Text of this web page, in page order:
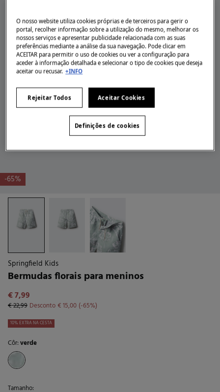
-65%
Springfield Kids
Bermudas florais para meninos
€ 7,99
€ 22,99 Desconto€ 15,00 65
10% EXTRA NA CESTA
Côr:verde
Tamanho:
O nosso website utiliza cookies próprias e de terceiros para gerir o
portal, recolher informação sobre a utilização do mesmo, melhorar os
nossos serviços e apresentar publicidade relacionada com as suas
preferências mediante a análise da sua navegação. Pode clicar em
ACEITAR para permitir o uso de cookies ou ver a configuração para
aceder à informação detalhada e selecionar o tipo de cookies que deseja
aceitar ou recusar. +INFO
Rejeitar Todos Aceitar Cookies
Definições de cookies